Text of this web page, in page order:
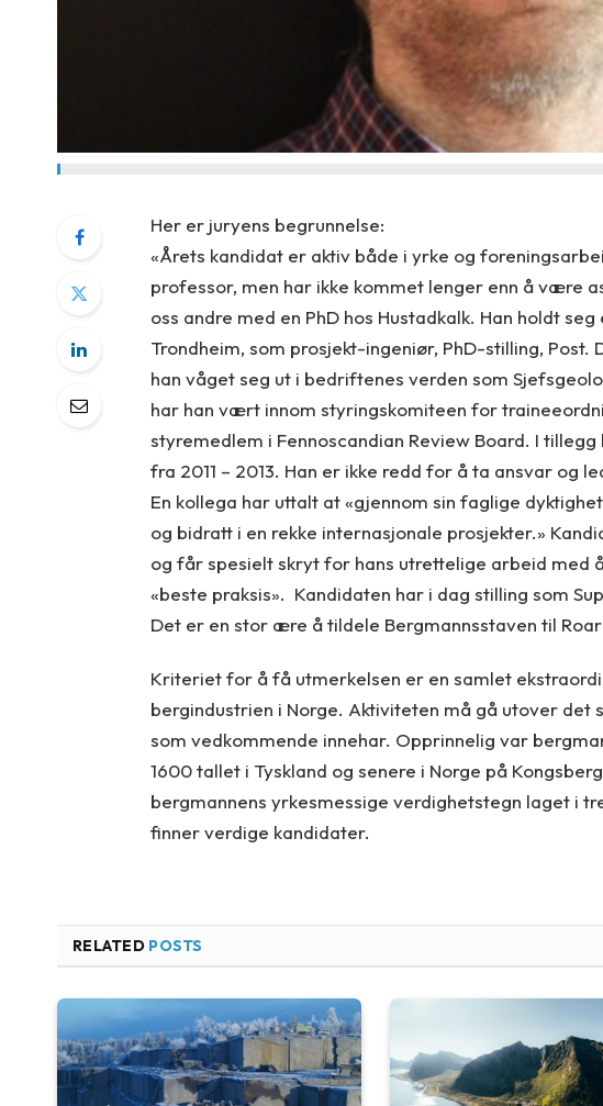
Her er juryens begrunnelse:
«Årets kandidat er aktiv både i yrke og
professor, men har ikke kommet lenger enn å være
oss andre med en PhD hos Hustadkalk. Han holdt
Trondheim, som prosjekt-ingeniør, PhD-stilling,
han våget seg ut i bedriftenes verden som
har han vært innom styringskomiteen for
styremedlem i Fennoscandian Review Board. I
fra 2011 – 2013. Han er ikke redd for å ta ansvar og
En kollega har uttalt at «gjennom sin faglige
og bidratt i en rekke internasjonale prosjekter.»
og får spesielt skryt for hans utrettelige arbeid med
«beste praksis». Kandidaten har i dag stilling som
Det er en stor ære å tildele Bergmannsstaven til Roar
Kriteriet for å få utmerkelsen er en samlet
bergindustrien i Norge. Aktiviteten må gå utover det
som vedkommende innehar. Opprinnelig var
1600 tallet i Tyskland og senere i Norge på
bergmannens yrkesmessige verdighetstegn laget i
finner verdige kandidater.
RELATED POSTS